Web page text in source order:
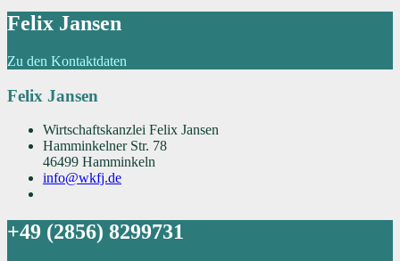
Felix Jansen
Zu den Kontaktdaten
Felix Jansen
Wirtschaftskanzlei Felix Jansen
Hamminkelner Str. 78
46499 Hamminkeln
info@wkfj.de
+49 (2856) 8299731